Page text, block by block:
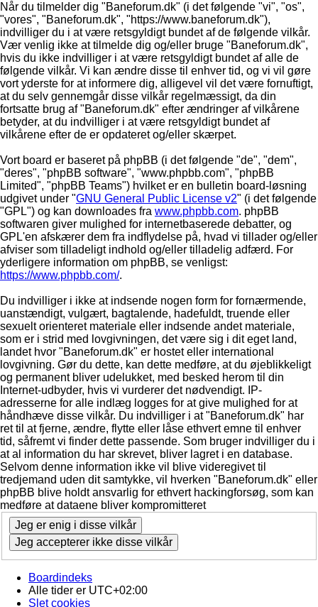
Når du tilmelder dig "Baneforum.dk" (i det følgende "vi", "os",
"vores", "Baneforum.dk", "https://www.baneforum.dk"),
indvilliger du i at være retsgyldigt bundet af de følgende vilkår.
Vær venlig ikke at tilmelde dig og/eller bruge "Baneforum.dk",
hvis du ikke indvilliger i at være retsgyldigt bundet af alle de
følgende vilkår. Vi kan ændre disse til enhver tid, og vi vil gøre
vort yderste for at informere dig, alligevel vil det være fornuftigt,
at du selv gennemgår disse vilkår regelmæssigt, da din
fortsatte brug af "Baneforum.dk" efter ændringer af vilkårene
betyder, at du indvilliger i at være retsgyldigt bundet af
vilkårene efter de er opdateret og/eller skærpet.
Vort board er baseret på phpBB (i det følgende "de", "dem",
"deres", "phpBB software", "www.phpbb.com", "phpBB
Limited", "phpBB Teams") hvilket er en bulletin board-løsning
udgivet under "GNU General Public License v2" (i det følgende
"GPL") og kan downloades fra www.phpbb.com. phpBB
softwaren giver mulighed for internetbaserede debatter, og
GPL'en afskærer dem fra indflydelse på, hvad vi tillader og/eller
afviser som tilladeligt indhold og/eller tilladelig adfærd. For
yderligere information om phpBB, se venligst:
https://www.phpbb.com/.
Du indvilliger i ikke at indsende nogen form for fornærmende,
uanstændigt, vulgært, bagtalende, hadefuldt, truende eller
sexuelt orienteret materiale eller indsende andet materiale,
som er i strid med lovgivningen, det være sig i dit eget land,
landet hvor "Baneforum.dk" er hostet eller international
lovgivning. Gør du dette, kan dette medføre, at du øjeblikkeligt
og permanent bliver udelukket, med besked herom til din
Internet-udbyder, hvis vi vurderer det nødvendigt. IP-
adresserne for alle indlæg logges for at give mulighed for at
håndhæve disse vilkår. Du indvilliger i at "Baneforum.dk" har
ret til at fjerne, ændre, flytte eller låse ethvert emne til enhver
tid, såfremt vi finder dette passende. Som bruger indvilliger du i
at al information du har skrevet, bliver lagret i en database.
Selvom denne information ikke vil blive videregivet til
tredjemand uden dit samtykke, vil hverken "Baneforum.dk" eller
phpBB blive holdt ansvarlig for ethvert hackingforsøg, som kan
medføre at dataene bliver kompromitteret
Boardindeks
Alle tider er UTC+02:00
Slet cookies